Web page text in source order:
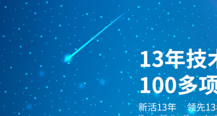
负离子与失眠、神经衰弱
负离子与癌症、健康长寿
负离子与装修、健康空气
负离子与孕妇、婴儿养护
负离子与考生、智力发育
舒畅。整洁的卧
3、每天走路
物一般，可以改善
4、饮食是需
5、增加户外
听世界的美好。这